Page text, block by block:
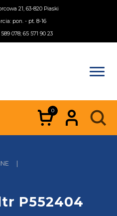
21, 63-820 Piaski
pon. - pt. 8-16
078; 65 571 90 23
0
|
P552404